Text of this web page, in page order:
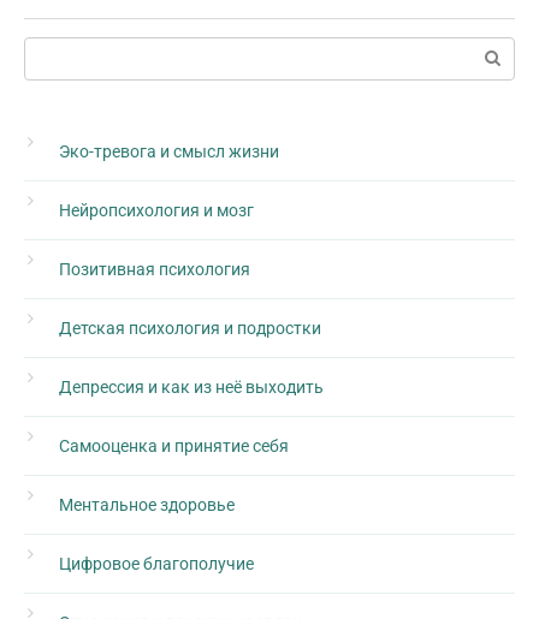
Поиск:
Эко-тревога и смысл жизни
Нейропсихология и мозг
Позитивная психология
Детская психология и подростки
Депрессия и как из неё выходить
Самооценка и принятие себя
Ментальное здоровье
Цифровое благополучие